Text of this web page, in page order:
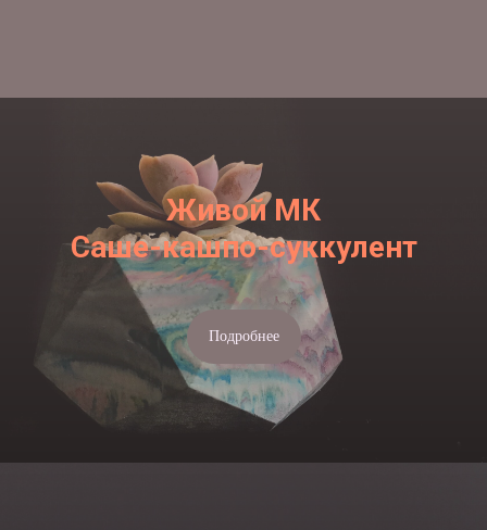
Живой МК
Саше-кашпо-суккулент
Подробнее